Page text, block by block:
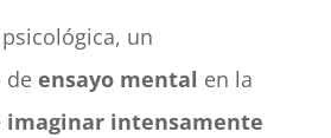
un
de ensayo mental en la
imaginar intensamente